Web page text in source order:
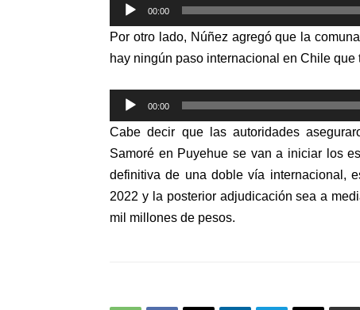
Reproductor
de
audio
00:00
Por otro lado, Núñez agregó que la
hay ningún paso internacional en Chile
Reproductor
de
audio
00:00
Cabe decir que las autoridades
Samoré en Puyehue se van a iniciar los
definitiva de una doble vía internacional,
2022 y la posterior adjudicación sea a
mil millones de pesos.